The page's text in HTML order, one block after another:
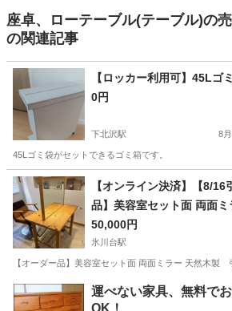
座卓、ローテーブル(テーブル)の
の関連記事
【ロッカー利用可】45Lゴ
0円
下北沢駅 8
45Lゴミ袋がセットできるゴミ箱です。
東京 世田谷区 下北沢駅 インテリア雑貨/
【オンライン決済】【8/
品】美容室セット面 両面
50,000円
氷川台駅
【オーダー品】美容室セット面 両面ミラー 天然木製
東京 練馬区 氷川台駅 ミラー/鏡
運べない家具、無料で
OK！